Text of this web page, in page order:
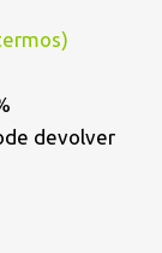
)
devolver